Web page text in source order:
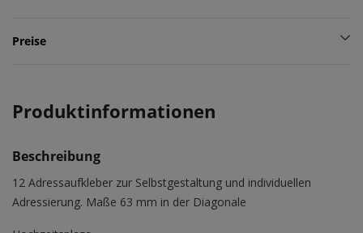
Preise
Produktinformationen
Beschreibung
12 Adressaufkleber zur Selbstgestaltung und individuellen
Adressierung. Maße 63 mm in der Diagonale